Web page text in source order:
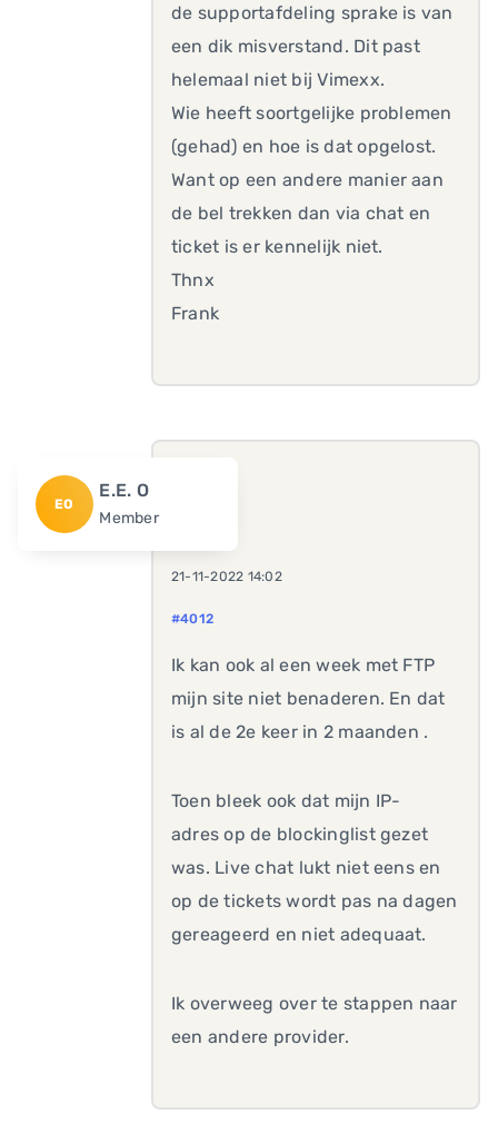
de supportafdeling sprake is van
een dik misverstand. Dit past
helemaal niet bij Vimexx.
Wie heeft soortgelijke problemen
(gehad) en hoe is dat opgelost.
Want op een andere manier aan
de bel trekken dan via chat en
ticket is er kennelijk niet.
Thnx
Frank
EO
E.E. O
Member
21-11-2022 14:02
#4012
Ik kan ook al een week met FTP
mijn site niet benaderen. En dat
is al de 2e keer in 2 maanden .
Toen bleek ook dat mijn IP-
adres op de blockinglist gezet
was. Live chat lukt niet eens en
op de tickets wordt pas na dagen
gereageerd en niet adequaat.
Ik overweeg over te stappen naar
een andere provider.